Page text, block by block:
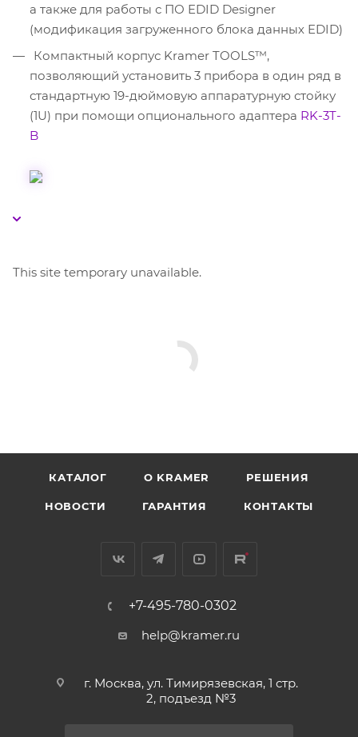
а также для работы с ПО EDID Designer
(модификация загруженного блока данных EDID)
Компактный корпус Kramer TOOLS™,
позволяющий установить 3 прибора в один ряд в
стандартную 19-дюймовую аппаратурную стойку
(1U) при помощи опционального адаптера RK-3T-
B
This site temporary unavailable.
КАТАЛОГ O KRAMER РЕШЕНИЯ
НОВОСТИ ГАРАНТИЯ КОНТАКТЫ
+7-495-780-0302
help@kramer.ru
г. Москва, ул. Тимирязевская, 1 стр.
2, подъезд №3